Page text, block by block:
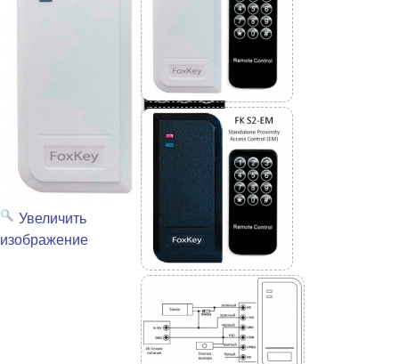
Увеличить
изображение